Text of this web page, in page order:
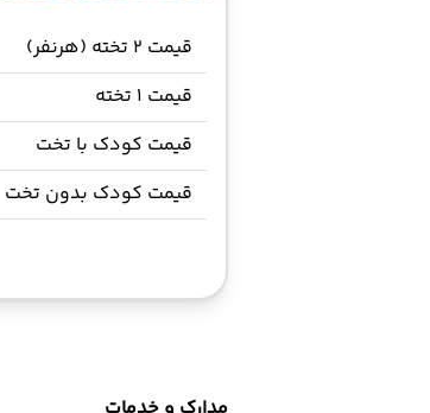
قیمت 2 تخته (هرنفر)
قیمت 1 تخته
قیمت کودک با تخت
قیمت کودک بدون تخت